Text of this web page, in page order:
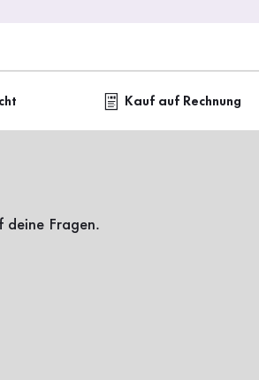
Kauf auf Rechnung
deine Fragen.